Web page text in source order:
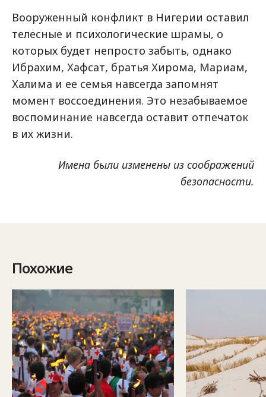
Вооруженный конфликт в Нигерии оставил
телесные и психологические шрамы, о
которых будет непросто забыть, однако
Ибрахим, Хафсат, братья Хирома, Мариам,
Халима и ее семья навсегда запомнят
момент воссоединения. Это незабываемое
воспоминание навсегда оставит отпечаток
в их жизни.
Имена были изменены из соображений
безопасности.
Похожие